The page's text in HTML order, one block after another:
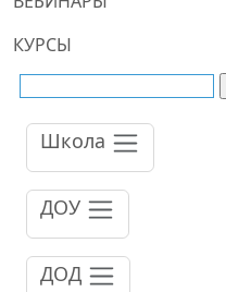
КУРСЫ
Школа
ДОУ
ДОД